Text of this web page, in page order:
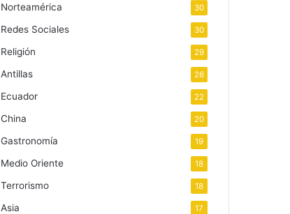
Norteamérica 30
Redes Sociales 30
Religión 29
Antillas 26
Ecuador 22
China 20
Gastronomía 19
Medio Oriente 18
Terrorismo 18
Asia 17